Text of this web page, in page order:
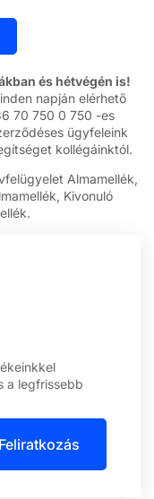
és hétvégén is!
napján elérhető
70 750 0 750 -es
ügyfeleink
kollégáinktól.
Almamellék,
Kivonuló
a legfrissebb
Feliratkozás